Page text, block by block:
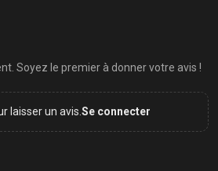
Soyez le premier à donner votre avis !
laisser un avis. Se connecter